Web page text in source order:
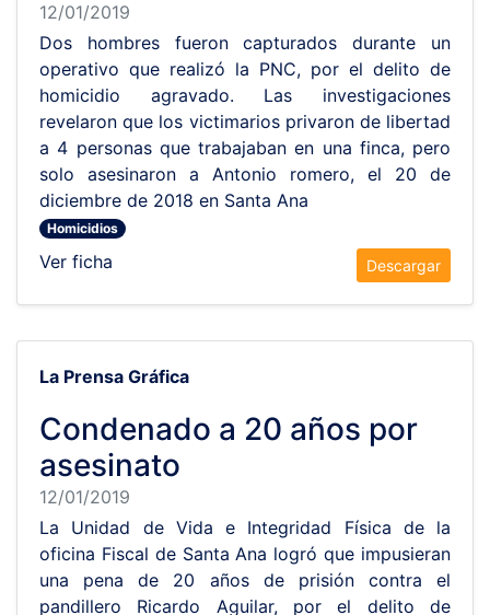
12/01/2019
Dos hombres fueron capturados durante un
operativo que realizó la PNC, por el delito de
homicidio agravado. Las investigaciones
revelaron que los victimarios privaron de libertad
a 4 personas que trabajaban en una finca, pero
solo asesinaron a Antonio romero, el 20 de
diciembre de 2018 en Santa Ana
Homicidios
Ver ficha Descargar
La Prensa Gráfica
Condenado a 20 años por
asesinato
12/01/2019
La Unidad de Vida e Integridad Física de la
oficina Fiscal de Santa Ana logró que impusieran
una pena de 20 años de prisión contra el
pandillero Ricardo Aguilar, por el delito de